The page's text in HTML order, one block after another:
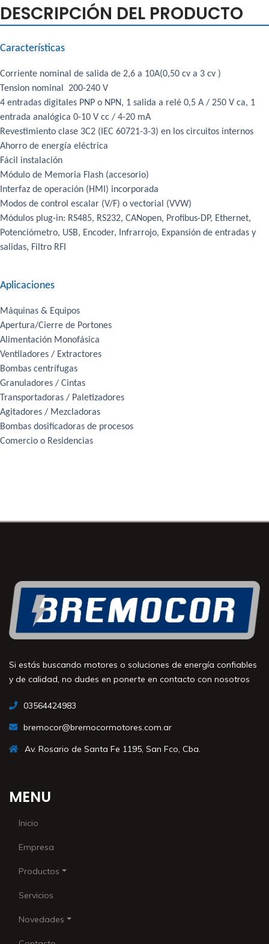
DESCRIPCIÓN DEL PRODUCTO
Características
Corriente nominal de salida de 2,6 a 10A(0,50 cv a 3 cv )
Tension nominal 200-240 V
4 entradas digitales PNP o NPN, 1 salida a relé 0,5 A / 250 V ca, 1
entrada analógica 0-10 V cc / 4-20 mA
Revestimiento clase 3C2 (IEC 60721-3-3) en los circuitos internos
Ahorro de energía eléctrica
Fácil instalación
Módulo de Memoria Flash (accesorio)
Interfaz de operación (HMI) incorporada
Modos de control escalar (V/F) o vectorial (VVW)
Módulos plug-in: RS485, RS232, CANopen, Profibus-DP, Ethernet,
Potenciómetro, USB, Encoder, Infrarrojo, Expansión de entradas y
salidas, Filtro RFI
Aplicaciones
Máquinas & Equipos
Apertura/Cierre de Portones
Alimentación Monofásica
Ventiladores / Extractores
Bombas centrífugas
Granuladores / Cintas
Transportadoras / Paletizadores
Agitadores / Mezcladoras
Bombas dosificadoras de procesos
Comercio o Residencias
Si estás buscando motores o soluciones de energía confiables
y de calidad, no dudes en ponerte en contacto con nosotros
03564424983
bremocor@bremocormotores.com.ar
Av. Rosario de Santa Fe 1195, San Fco, Cba.
MENU
Inicio
Empresa
Productos
Servicios
Novedades